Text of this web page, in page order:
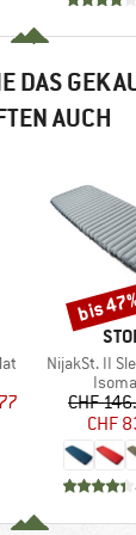
DAS
AUCH
Preis
Artikel
NijakSt. II
CHF
CHF
Rabatt
bis